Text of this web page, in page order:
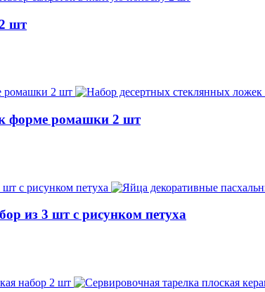
шт
форме ромашки 2 шт
из 3 шт с рисунком петуха